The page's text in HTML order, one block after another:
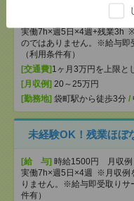
時給1550円 月収例
実働7h×週5日×4週+残業3h
のではありません。※給与即
（利用条件有）
[交通費]1ヶ月3万円を上限と
[月収例] 20～25万円
[勤務地] 袋町駅から徒歩3分 /
未経験OK！残業ほ
[給 与] 時給1500円 月収例
実働7h×週5日×4週 ※月収例
りません。※給与即受取りサ
件有）